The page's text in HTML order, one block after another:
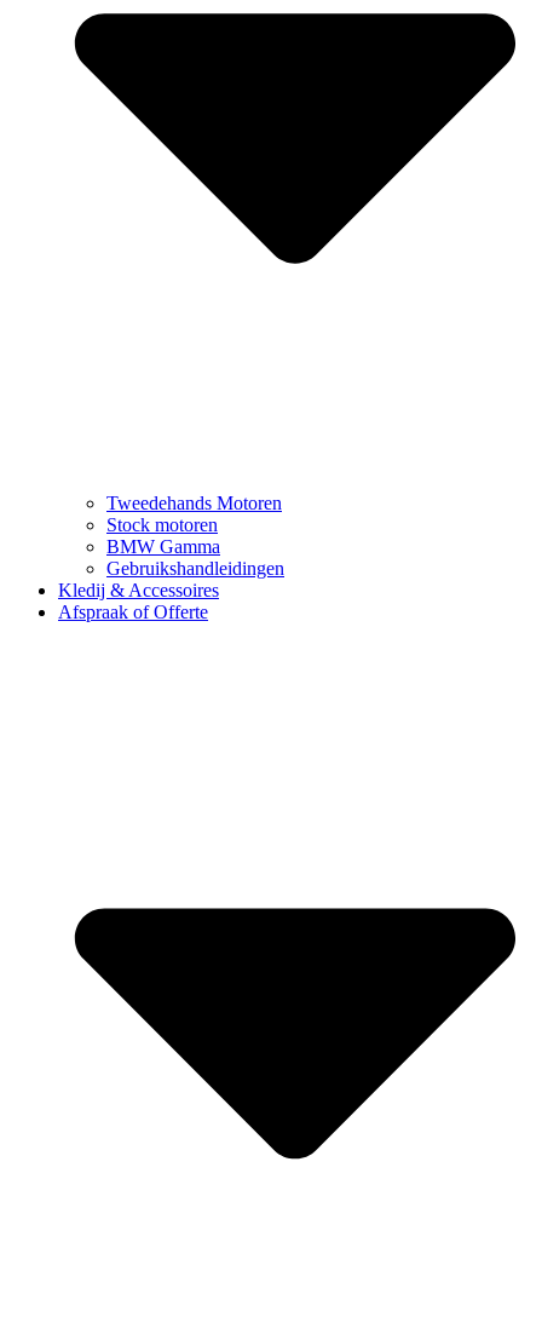
Tweedehands Motoren
Stock motoren
BMW Gamma
Gebruikshandleidingen
Kledij & Accessoires
Afspraak of Offerte